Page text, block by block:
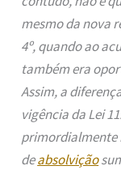
mesmo da nova
4º, quando ao
também era
Assim, a
vigência da Lei
primordialmente
deabsolvição